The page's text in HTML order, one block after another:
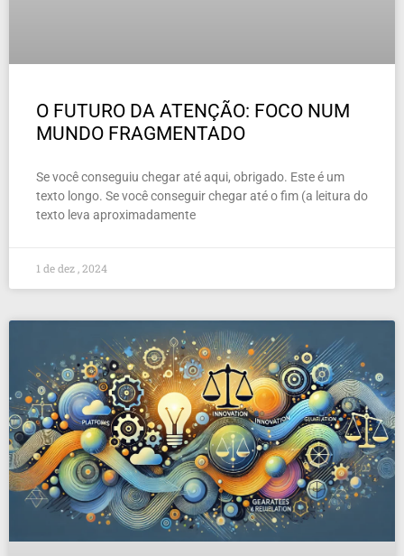
O FUTURO DA ATENÇÃO: FOCO NUM
MUNDO FRAGMENTADO
Se você conseguiu chegar até aqui, obrigado. Este é um
texto longo. Se você conseguir chegar até o fim (a leitura do
texto leva aproximadamente
1 de dez , 2024